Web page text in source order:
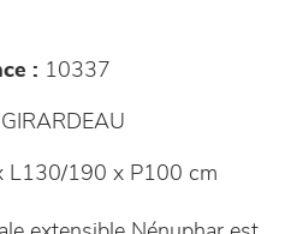
: 10337
GIRARDEAU
L130/190 x P100 cm